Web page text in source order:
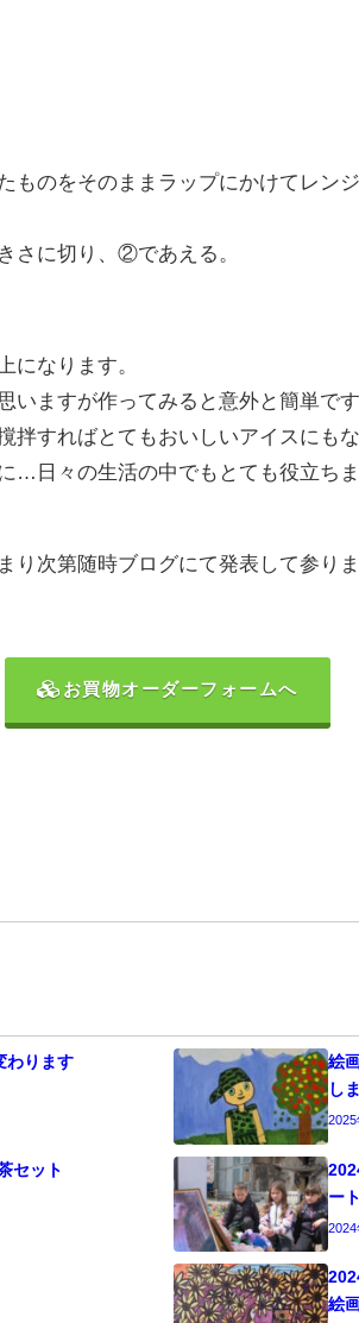
のをそのままラップにかけてレンジ
さに切り、②であえる。
になります。
いますが作ってみると意外と簡単で
拌すればとてもおいしいアイスにもな
…日々の生活の中でもとても役立ち
り次第随時ブログにて発表して参り
お買物オーダーフォームへ
わります
絵
し
2025
セット
ー
2024
絵